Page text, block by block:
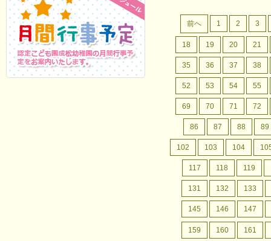
前へ 1 2 3
18 19 20 21
35 36 37 38
52 53 54 55
69 70 71 72
86 87 88 89
102 103 104
117 118 119
131 132 133
145 146 147
159 160 161